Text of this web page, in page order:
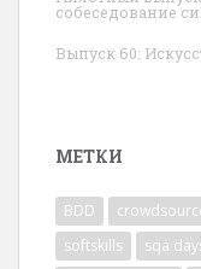
собеседование
Выпуск 60:
МЕТКИ
BDD
softskills
sqa